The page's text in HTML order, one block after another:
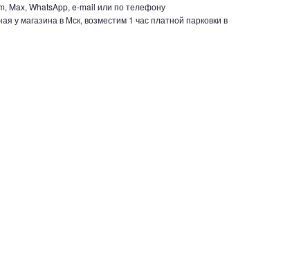
Max, WhatsApp, e-mail или по телефону
у магазина в Мск, возместим 1 час платной парковки в